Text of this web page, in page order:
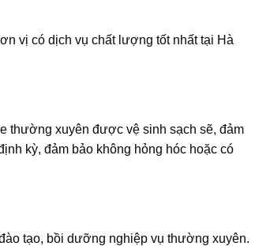
vị có dịch vụ chất lượng tốt nhất tại Hà
thường xuyên được vệ sinh sạch sẽ, đảm
kỳ, đảm bảo không hỏng hóc hoặc có
tạo, bồi dưỡng nghiệp vụ thường xuyên.